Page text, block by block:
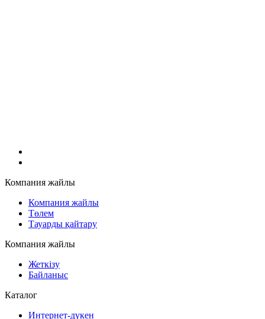
Компания жайлы
Компания жайлы
Төлем
Тауарды қайтару
Компания жайлы
Жеткізу
Байланыс
Каталог
Интернет-дүкен